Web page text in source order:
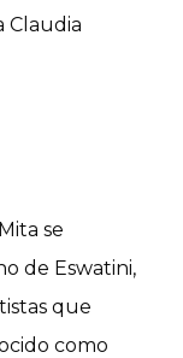
Claudia
se
de Eswatini,
que
como